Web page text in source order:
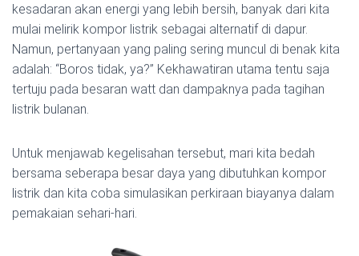
kesadaran akan energi yang lebih bersih, banyak dari kita
mulai melirik kompor listrik sebagai alternatif di dapur.
Namun, pertanyaan yang paling sering muncul di benak kita
adalah: “Boros tidak, ya?” Kekhawatiran utama tentu saja
tertuju pada besaran watt dan dampaknya pada tagihan
listrik bulanan.
Untuk menjawab kegelisahan tersebut, mari kita bedah
bersama seberapa besar daya yang dibutuhkan kompor
listrik dan kita coba simulasikan perkiraan biayanya dalam
pemakaian sehari-hari.